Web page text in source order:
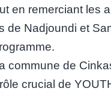
en remerciant les
de Nadjoundi et
commune de
crucial de